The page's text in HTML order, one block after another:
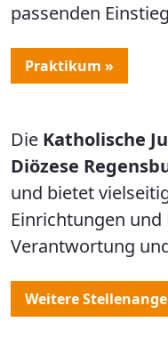
passenden
Praktikum »
Die Katholische
Diözese
und bietet
Einrichtungen und
Verantwortung
Weitere